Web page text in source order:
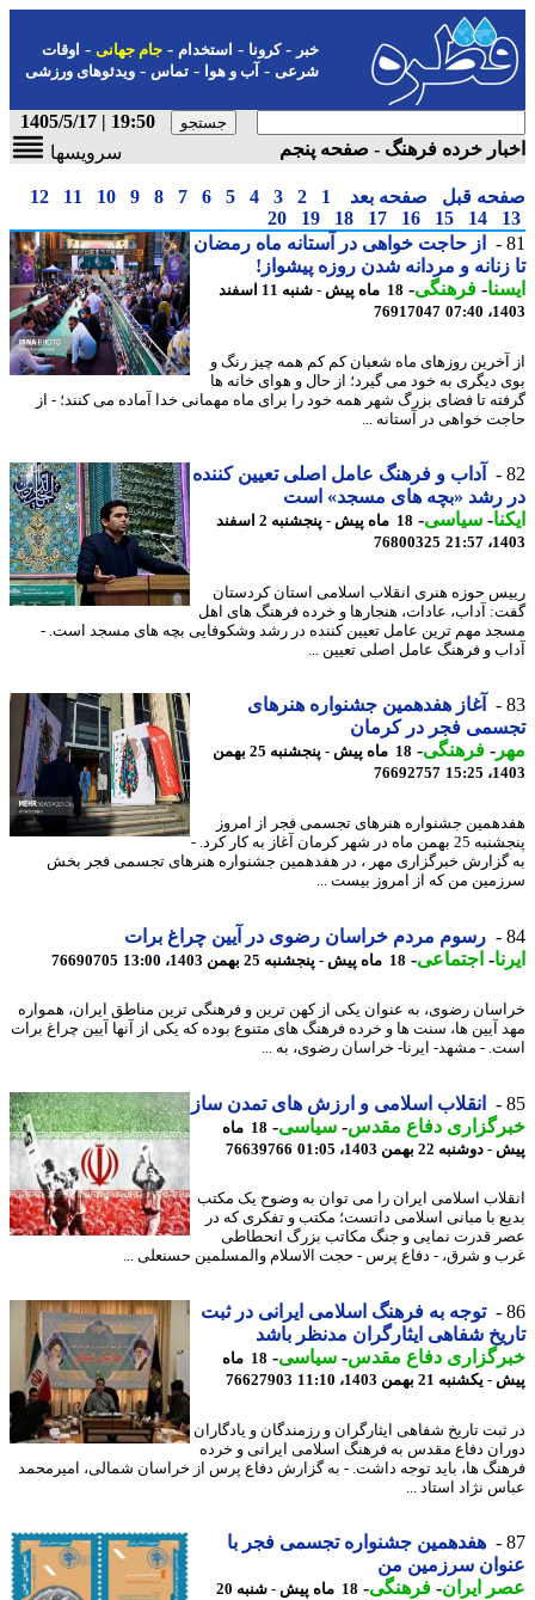
-کرونا-استخدام- جام جهانی-اوقات
شرعی-آب و هوا-تماس-ویدئوهای ورزشی
19:50 | 1405/5/17
خرده فرهنگ - صفحه پنجم
سرویسها
قبل صفحه بعد 1
2
3
4
5
6
7
8
9
10
11
12
14
15
16
17
18
19
20
از حاجت خواهی در آستانه ماه رمضان
و مردانه شدن روزە پیشواز!
-فرهنگی-
18 ماه پیش - شنبه 11 اسفند
76917047
روزهای ماه شعبان کم کم همه چیز رنگ و
دیگری به خود می گیرد؛ از حال و هوای خانه ها
تا فضای بزرگ شهر همه خود را برای ماه مهمانی خدا آماده می کنند؛ - از
خواهی در آستانه ...
آداب و فرهنگ عامل اصلی تعیین کننده
رشد «بچه های مسجد» است
-سیاسی-
18 ماه پیش - پنجشنبه 2 اسفند
76800325
حوزه هنری انقلاب اسلامی استان کردستان
آداب، عادات، هنجارها و خرده فرهنگ های اهل
مهم ترین عامل تعیین کننده در رشد وشکوفایی بچه های مسجد است. -
و فرهنگ عامل اصلی تعیین ...
آغاز هفدهمین جشنواره هنرهای
فجر در کرمان
-فرهنگی-
18 ماه پیش - پنجشنبه 25 بهمن
76692757
جشنواره هنرهای تجسمی فجر از امروز
پنجشنبه 25 بهمن ماه در شهر کرمان آغاز به کار کرد. -
خبرگزاری مهر ، در هفدهمین جشنواره هنرهای تجسمی فجر بخش
من که از امروز بیست ...
رسوم مردم خراسان رضوی در آیین چراغ برات
-اجتماعی-18 ماه پیش - پنجشنبه 25 بهمن 1403، 13:00 76690705
رضوی، به عنوان یکی از کهن ترین و فرهنگی ترین مناطق ایران، همواره
آیین ها، سنت ها و خرده فرهنگ های متنوع بوده که یکی از آنها آیین چراغ برات
- مشهد- ایرنا- خراسان رضوی، به ...
انقلاب اسلامی و ارزش های تمدن ساز
دفاع مقدس-سیاسی-
18 ماه
22 بهمن 1403، 01:05
76639766
اسلامی ایران را می توان به وضوح یک مکتب
با مبانی اسلامی دانست؛ مکتب و تفکری که در
قدرت نمایی و جنگ مکاتب بزرگ انحطاطی
و شرق، - دفاع پرس - حجت الاسلام والمسلمین حسنعلی ...
توجه به فرهنگ اسلامی ایرانی در ثبت
شفاهی ایثارگران مدنظر باشد
دفاع مقدس-سیاسی-
18 ماه
21 بهمن 1403، 11:10
76627903
تاریخ شفاهی ایثارگران و رزمندگان و یادگاران
دفاع مقدس به فرهنگ اسلامی ایرانی و خرده
ها، باید توجه داشت. - به گزارش دفاع پرس از خراسان شمالی، امیرمحمد
نژاد استاد ...
هفدهمین جشنواره تجسمی فجر با
سرزمین من
ایران- فرهنگی-
18 ماه پیش - شنبه 20